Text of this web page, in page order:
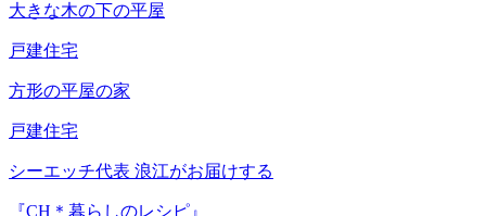
大きな木の下の平屋
戸建住宅
方形の平屋の家
戸建住宅
シーエッチ代表 浪江がお届けする
『CH＊暮らしのレシピ』